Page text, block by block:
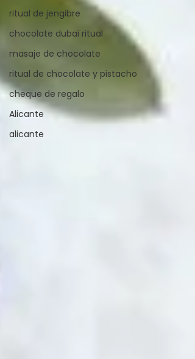
ritual de jengibre
chocolate dubai ritual
masaje de chocolate
ritual de chocolate y pistacho
cheque de regalo
Alicante
alicante